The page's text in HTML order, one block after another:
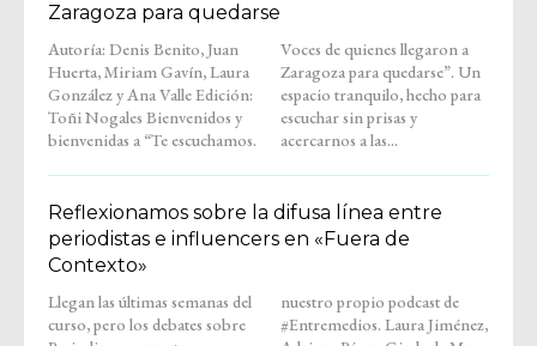
Zaragoza para quedarse
Autoría: Denis Benito, Juan
Huerta, Miriam Gavín, Laura
González y Ana Valle Edición:
Toñi Nogales Bienvenidos y
bienvenidas a “Te escuchamos.
Voces de quienes llegaron a
Zaragoza para quedarse”. Un
espacio tranquilo, hecho para
escuchar sin prisas y
acercarnos a las...
Reflexionamos sobre la difusa línea entre
periodistas e influencers en «Fuera de
Contexto»
Llegan las últimas semanas del
curso, pero los debates sobre
nuestro propio podcast de
#Entremedios. Laura Jiménez,